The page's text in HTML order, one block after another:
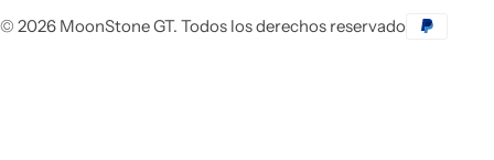
© 2026 MoonStone GT. Todos los derechos reservado